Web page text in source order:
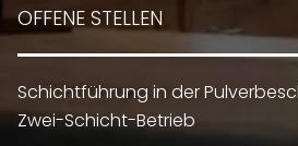
OFFENE STELLEN
Schichtführung in der
Zwei-Schicht-Betrieb